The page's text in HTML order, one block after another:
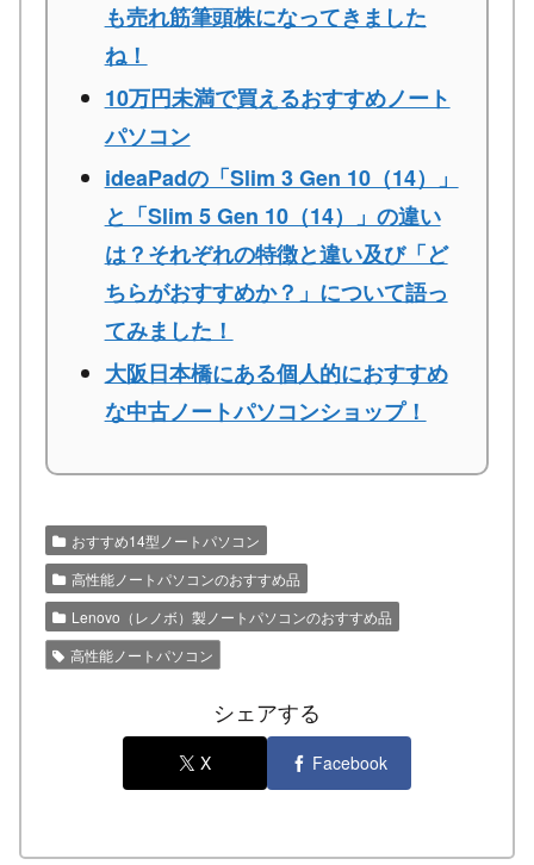
も売れ筋筆頭株になってきました
ね！
10万円未満で買えるおすすめノート
パソコン
ideaPadの「Slim 3 Gen 10（14）」
と「Slim 5 Gen 10（14）」の違い
は？それぞれの特徴と違い及び「ど
ちらがおすすめか？」について語っ
てみました！
大阪日本橋にある個人的におすすめ
な中古ノートパソコンショップ！
おすすめ14型ノートパソコン
高性能ノートパソコンのおすすめ品
Lenovo（レノボ）製ノートパソコンのおすすめ品
高性能ノートパソコン
シェアする
X Facebook